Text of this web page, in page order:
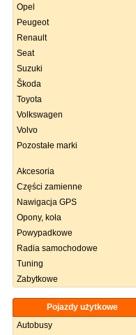
Opel
Peugeot
Renault
Seat
Suzuki
Škoda
Toyota
Volkswagen
Volvo
Pozostałe marki
Akcesoria
Części zamienne
Nawigacja GPS
Opony, koła
Powypadkowe
Radia samochodowe
Tuning
Zabytkowe
Pojazdy użytkowe
Autobusy